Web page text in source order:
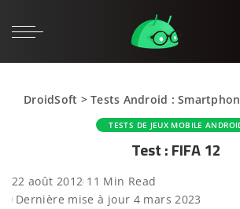
DroidSoft >Tests Android : Smartphones,
TESTS DE JEUX MOBILE
Test : FIFA 12
22 août 2012 11 Min Read
Dernière mise à jour 4 mars 2023